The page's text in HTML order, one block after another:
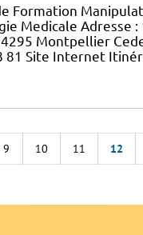
Formation
Medicale Adresse :
Montpellier
81 Site Internet
9 10 11 12